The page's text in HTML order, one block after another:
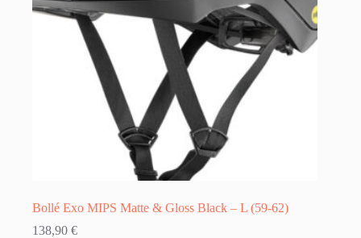
Bollé Exo MIPS Matte & Gloss Black – L (59-62)
138,90 €